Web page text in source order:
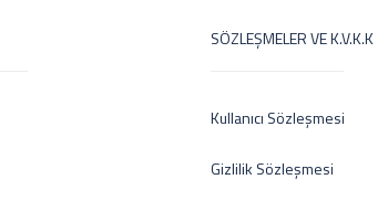
SÖZLEŞMELER VE K.V.K.K
Kullanıcı Sözleşmesi
Gizlilik Sözleşmesi